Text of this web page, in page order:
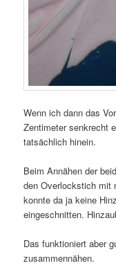
Wenn ich dann das
Zentimeter senkrecht
tatsächlich hinein.
Beim Annähen der
den Overlockstich mit
konnte da ja keine
eingeschnitten.
Das funktioniert aber
zusammennähen.